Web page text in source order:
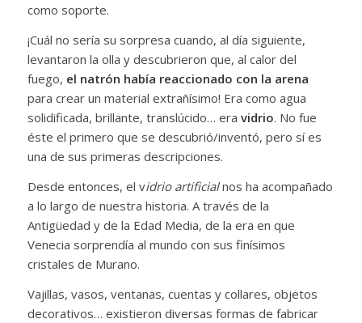
como soporte.
¡Cuál no sería su sorpresa cuando, al día siguiente,
levantaron la olla y descubrieron que, al calor del
fuego, el natrón había reaccionado con la arena
para crear un material extrañísimo! Era como agua
solidificada, brillante, translúcido… era vidrio. No fue
éste el primero que se descubrió/inventó, pero sí es
una de sus primeras descripciones.
Desde entonces, el vidrio artificialnos ha acompañado
a lo largo de nuestra historia. A través de la
Antigüedad y de la Edad Media, de la era en que
Venecia sorprendía al mundo con sus finísimos
cristales de Murano.
Vajillas, vasos, ventanas, cuentas y collares, objetos
decorativos… existieron diversas formas de fabricar